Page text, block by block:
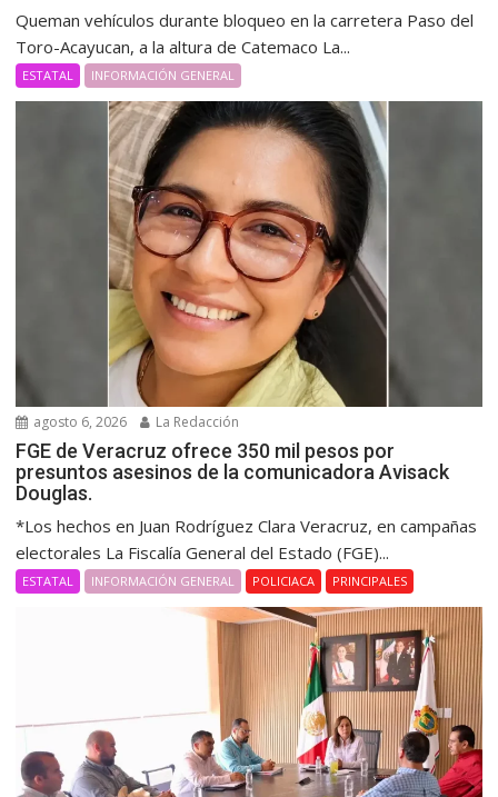
Queman vehículos durante bloqueo en la carretera Paso del
Toro-Acayucan, a la altura de Catemaco La...
ESTATAL INFORMACIÓN GENERAL
agosto 6, 2026 La Redacción
FGE de Veracruz ofrece 350 mil pesos por
presuntos asesinos de la comunicadora Avisack
Douglas.
*Los hechos en Juan Rodríguez Clara Veracruz, en campañas
electorales La Fiscalía General del Estado (FGE)...
ESTATAL INFORMACIÓN GENERAL POLICIACA PRINCIPALES